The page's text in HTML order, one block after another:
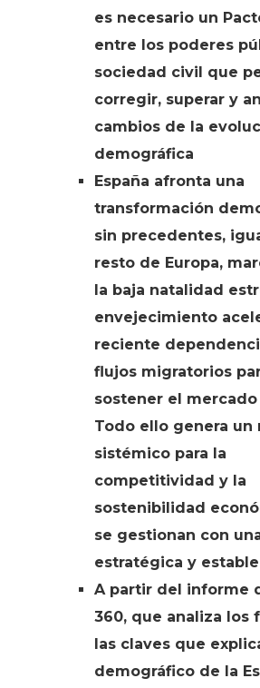
es necesario un
entre los poderes
sociedad civil que
corregir, superar y
cambios de la
demográfica
España afronta una
transformación
sin precedentes,
resto de Europa,
la baja natalidad
envejecimiento
reciente
flujos migratorios
sostener el mercado
Todo ello genera un
sistémico para la
competitividad y la
sostenibilidad
se gestionan con
estratégica y estable
A partir del informe
360, que analiza los
las claves que
demográfico de la